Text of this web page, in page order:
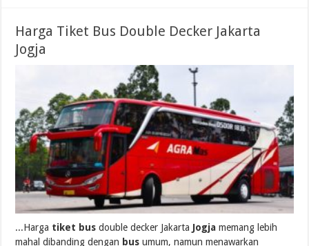
Harga Tiket Bus Double Decker Jakarta
Jogja
...Harga tiket bus double decker Jakarta Jogja memang lebih
mahal dibanding dengan bus umum, namun menawarkan